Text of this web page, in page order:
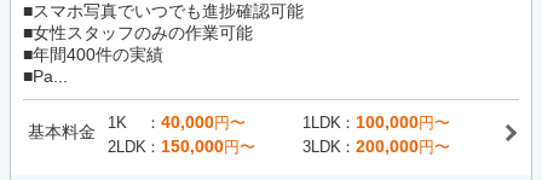
■スマホ写真でいつでも進捗確認可能
■女性スタッフのみの作業可能
■年間400件の実績
■Pa...
基本料金 1K 40,000円〜 1LDK 100,000円〜
2LDK
150,000円〜 3LDK 200,000円〜